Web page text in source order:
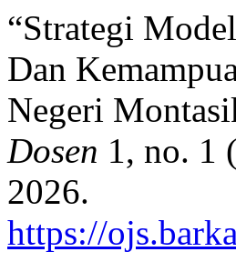
“Strategi
Dan
Negeri
Dosen 1, no. 1
2026.
https://